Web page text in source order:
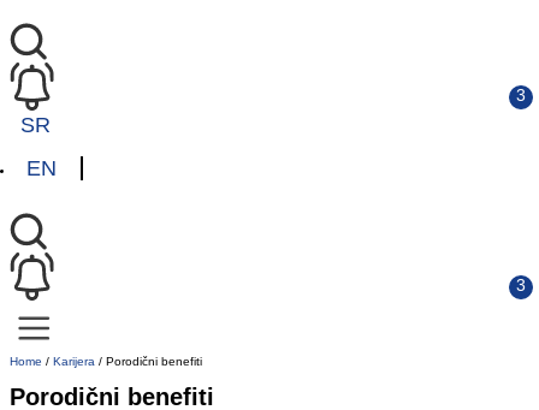
SR
EN
Home / Karijera / Porodični benefiti
Porodični benefiti